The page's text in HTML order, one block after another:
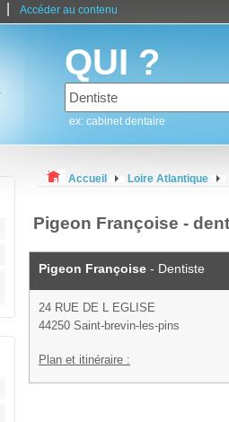
Accéder au contenu
QUI ?
ex: cabinet dentaire
Accueil Loire Atlantique
Pigeon Françoise -
Pigeon Françoise - Dentiste
24 RUE DE L EGLISE
44250 Saint-brevin-les-pins
Plan et itinéraire :